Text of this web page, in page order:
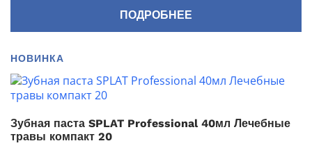
ПОДРОБНЕЕ
НОВИНКА
Зубная паста SPLAT Professional 40мл Лечебные
травы компакт 20